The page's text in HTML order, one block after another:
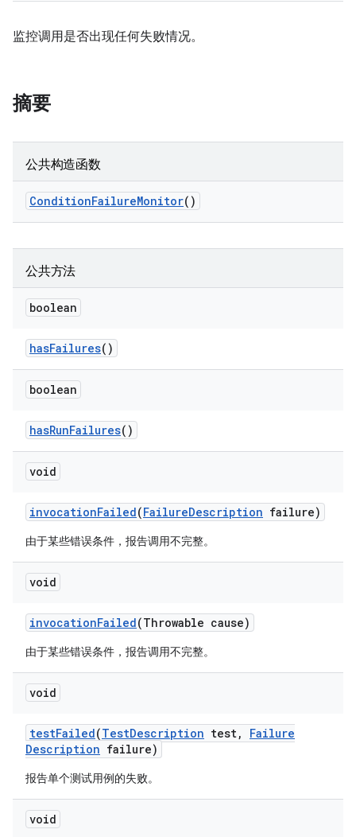
监控调用是否出现任何失败情况。
摘要
公共构造函数
ConditionFailureMonitor()
公共方法
boolean
hasFailures()
boolean
hasRunFailures()
void
invocationFailed(FailureDescription failure)
由于某些错误条件，报告调用不完整。
void
invocationFailed(Throwable cause)
由于某些错误条件，报告调用不完整。
void
testFailed(TestDescription test,
Failure
Description failure)
报告单个测试用例的失败。
void